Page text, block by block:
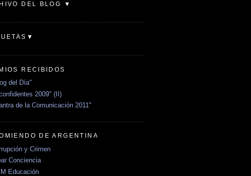
DEL BLOG ▼
RECIBIDOS
del Día"
2009" (II)
de la Comunicación 2011"
DE ARGENTINA
y Crimen
Conciencia
Educación